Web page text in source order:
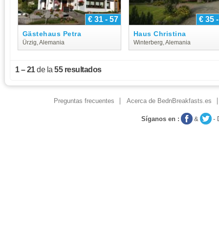
€ 31 - 57
Gästehaus Petra
Ürzig, Alemania
€ 35
Haus Christina
Winterberg, Alemania
1 – 21de la55 resultados
Preguntas frecuentes Acerca de BednBreakfasts.es
Síganos en : & -